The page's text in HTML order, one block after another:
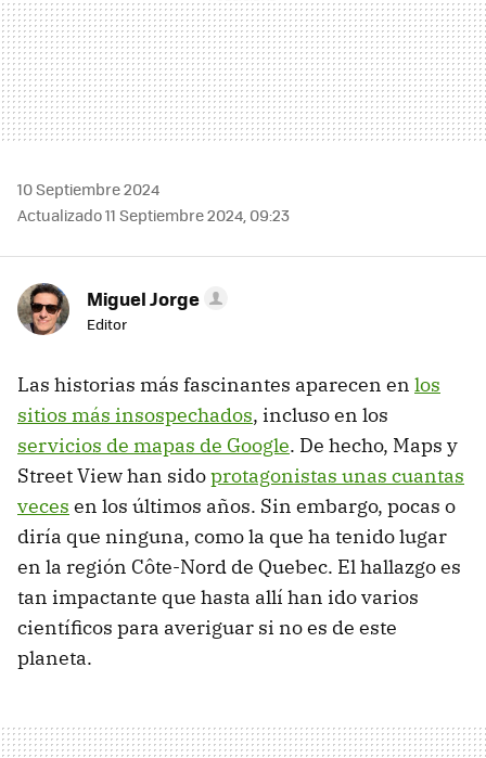
10 Septiembre 2024
Actualizado 11 Septiembre 2024, 09:23
Miguel Jorge
Editor
Las historias más fascinantes aparecen en los
sitios más insospechados, incluso en los
servicios de mapas de Google. De hecho, Maps y
Street View han sidoprotagonistas unas cuantas
veces en los últimos años. Sin embargo, pocas o
diría que ninguna, como la que ha tenido lugar
en la región Côte-Nord de Quebec. El hallazgo es
tan impactante que hasta allí han ido varios
científicos para averiguar si no es de este
planeta.